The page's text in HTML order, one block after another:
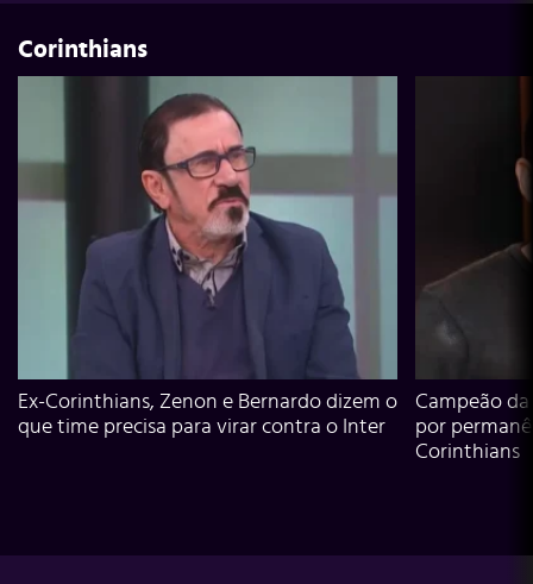
Corinthians
Ex-Corinthians, Zenon e Bernardo dizem o
que time precisa para virar contra o Inter
Campeão
por
Corinthians